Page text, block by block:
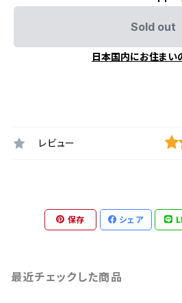
Sold out
日本国内にお住まい
レビュー
保存 シェア
最近チェックした商品